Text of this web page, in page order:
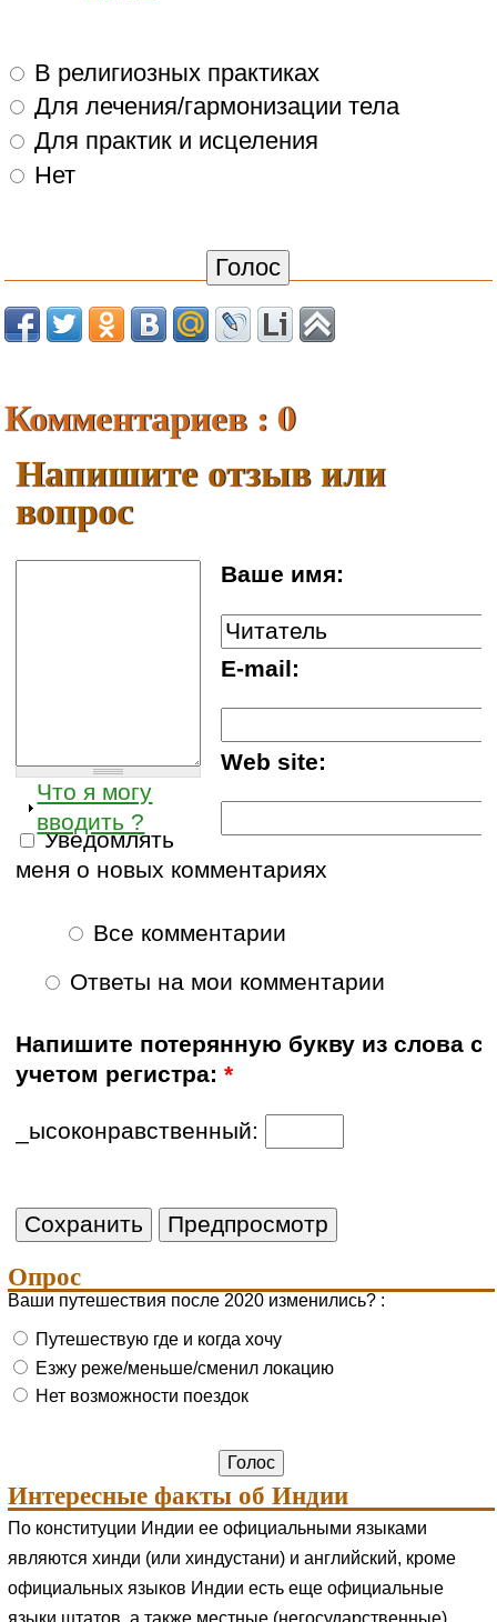
В религиозных практиках
Для лечения/гармонизации тела
Для практик и исцеления
Нет
Комментариев : 0
Напишите отзыв или
вопрос
Ваше имя:
E-mail:
Web site:
Что я могу
вводить ?
Уведомлять
меня о новых комментариях
Все комментарии
Ответы на мои комментарии
Напишите потерянную букву из слова с
учетом регистра:*
_ысоконравственный:
Опрос
Ваши путешествия после 2020 изменились? :
Путешествую где и когда хочу
Езжу реже/меньше/сменил локацию
Нет возможности поездок
Интересные факты об Индии
По конституции Индии ее официальными языками
являются хинди (или хиндустани) и английский, кроме
официальных языков Индии есть еще официальные